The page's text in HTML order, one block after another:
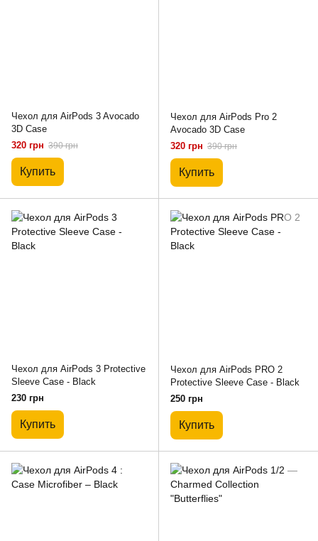
Чехол для AirPods 3 Avocado
3D Case
320 грн 390 грн
Купить
Чехол для AirPods Pro 2
Avocado 3D Case
320 грн 390 грн
Купить
Чехол для AirPods 3 Protective
Sleeve Case - Black
230 грн
Купить
Чехол для AirPods PRO 2
Protective Sleeve Case - Black
250 грн
Купить